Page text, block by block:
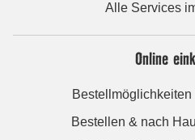
Alle Services
Online
Bestellen & nach